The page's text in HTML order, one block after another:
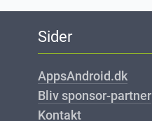
Sider
AppsAndroid.dk
Bliv sponsor-partner
Kontakt